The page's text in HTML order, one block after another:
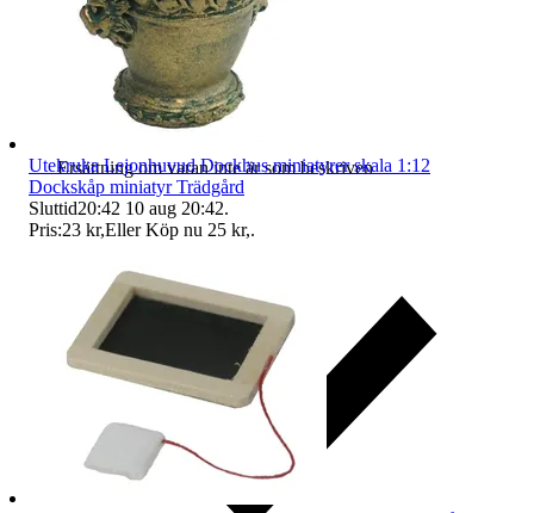
Ersättning om varan inte är som beskriven
Utekruka Lejonhuvud Dockhus miniatyrer skala 1:12
Dockskåp miniatyr Trädgård
Sluttid20:42 10 aug 20:42.
Pris:23 kr,Eller Köp nu 25 kr,.